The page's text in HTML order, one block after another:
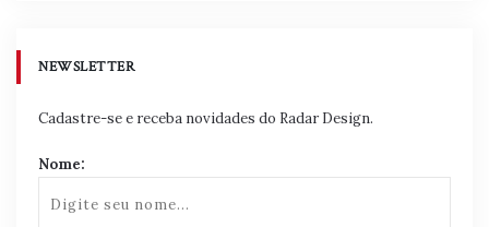
NEWSLETTER
Cadastre-se e receba novidades do Radar Design.
Nome: